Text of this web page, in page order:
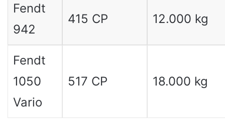
Fendt
942
415 CP 12.000 kg
Fendt
1050
Vario
517 CP 18.000 kg